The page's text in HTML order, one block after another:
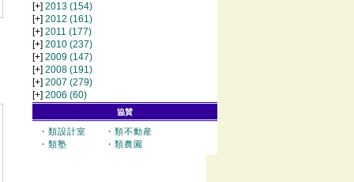
[+] 2013 (154)
[+] 2012 (161)
[+] 2011 (177)
[+] 2010 (237)
[+] 2009 (147)
[+] 2008 (191)
[+] 2007 (279)
[+] 2006 (60)
協賛
・ 類設計室 ・ 類不動産
・ 類塾 ・ 類農園